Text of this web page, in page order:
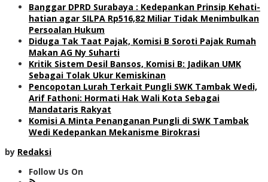
Banggar DPRD Surabaya : Kedepankan Prinsip Kehati-
hatian agar SILPA Rp516,82 Miliar Tidak Menimbulkan
Persoalan Hukum
Diduga Tak Taat Pajak, Komisi B Soroti Pajak Rumah
Makan AG Ny Suharti
Kritik Sistem Desil Bansos, Komisi B: Jadikan UMK
Sebagai Tolak Ukur Kemiskinan
Pencopotan Lurah Terkait Pungli SWK Tambak Wedi,
Arif Fathoni: Hormati Hak Wali Kota Sebagai
Mandataris Rakyat
Komisi A Minta Penanganan Pungli di SWK Tambak
Wedi Kedepankan Mekanisme Birokrasi
by Redaksi
Follow Us On